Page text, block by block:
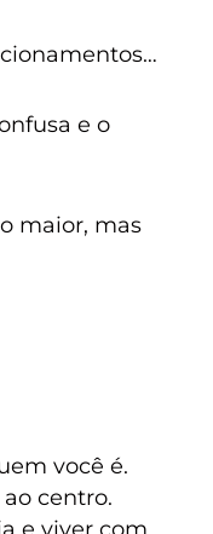
e o
maior, mas
você é.
centro.
e viver com